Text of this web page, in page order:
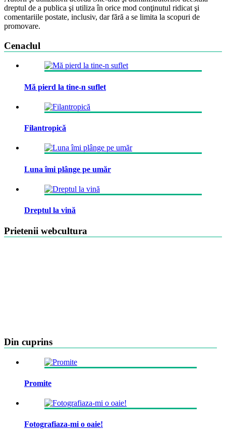
dreptul de a publica şi utiliza în orice mod conţinutul ridicat şi
comentariile postate, inclusiv, dar fără a se limita la scopuri de
promovare.
Cenaclul
Mă pierd la tine-n suflet
Filantropică
Luna îmi plânge pe umăr
Dreptul la vină
Prietenii webcultura
Din cuprins
Promite
Fotografiaza-mi o oaie!